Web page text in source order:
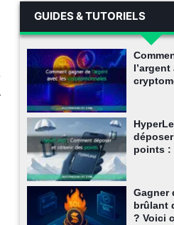
GUIDES & TUTORIELS
points :
Gagner
brûlant
? Voici